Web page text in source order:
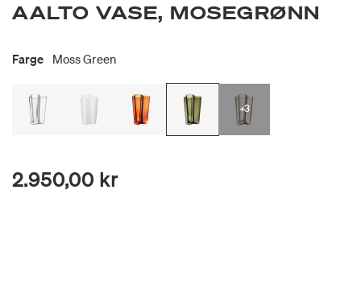
AALTO VASE, MOSEGRØNN
Farge Moss Green
+3
2.950,00 kr